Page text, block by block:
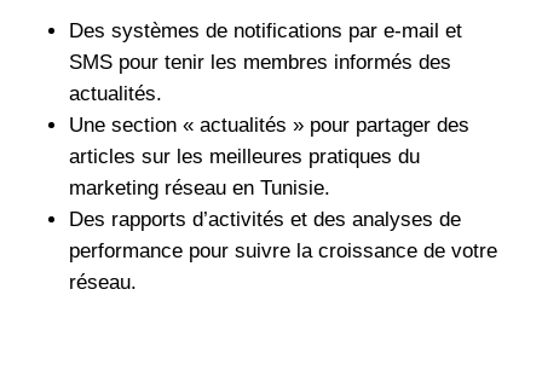
Des systèmes de notifications par e-mail et
SMS pour tenir les membres informés des
actualités.
Une section « actualités » pour partager des
articles sur les meilleures pratiques du
marketing réseau en Tunisie.
Des rapports d’activités et des analyses de
performance pour suivre la croissance de votre
réseau.